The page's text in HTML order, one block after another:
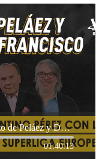
Escuche aquí el audio completo de Peláez y De Francisco de este 6 de marzo de 2024
01:40:13